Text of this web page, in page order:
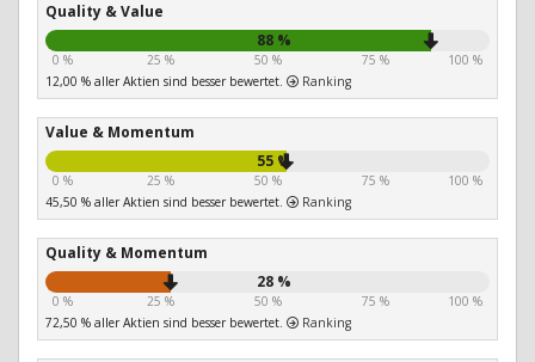
Quality & Value
88 %
0 % 25 % 50 % 75 %
100 %
12,00 % aller Aktien sind besser bewertet.
Ranking
Value & Momentum
55 %
0 % 25 % 50 % 75 %
100 %
45,50 % aller Aktien sind besser bewertet.
Ranking
Quality & Momentum
28 %
0 % 25 % 50 % 75 %
100 %
72,50 % aller Aktien sind besser bewertet.
Ranking